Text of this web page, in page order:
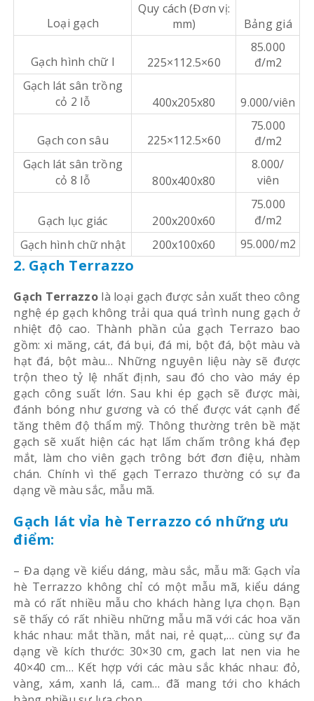
Loại gạch
Quy cách (Đơn vị:
mm)
Bảng giá
Gạch hình chữ I 225×112.5×60
85.000
đ/m2
Gạch lát sân trồng
cỏ 2 lỗ
400x205x80 9.000/viên
Gạch con sâu 225×112.5×60
75.000
đ/m2
Gạch lát sân trồng
cỏ 8 lỗ
800x400x80
8.000/
viên
Gạch lục giác 200x200x60
75.000
đ/m2
Gạch hình chữ nhật
200x100x60 95.000/m2
2. Gạch Terrazzo
Gạch Terrazzolà loại gạch được sản xuất theo công
nghệ ép gạch không trải qua quá trình nung gạch ở
nhiệt độ cao. Thành phần của gạch Terrazo bao
gồm: xi măng, cát, đá bụi, đá mi, bột đá, bột màu và
hạt đá, bột màu… Những nguyên liệu này sẽ được
trộn theo tỷ lệ nhất định, sau đó cho vào máy ép
gạch công suất lớn. Sau khi ép gạch sẽ được mài,
đánh bóng như gương và có thể được vát cạnh để
tăng thêm độ thẩm mỹ. Thông thường trên bề mặt
gạch sẽ xuất hiện các hạt lấm chấm trông khá đẹp
mắt, làm cho viên gạch trông bớt đơn điệu, nhàm
chán. Chính vì thế gạch Terrazo thường có sự đa
dạng về màu sắc, mẫu mã.
Gạch lát vỉa hè Terrazzo có những ưu
điểm:
– Đa dạng về kiểu dáng, màu sắc, mẫu mã: Gạch vỉa
hè Terrazzo không chỉ có một mẫu mã, kiểu dáng
mà có rất nhiều mẫu cho khách hàng lựa chọn. Bạn
sẽ thấy có rất nhiều những mẫu mã với các hoa văn
khác nhau: mắt thần, mắt nai, rẻ quạt,… cùng sự đa
dạng về kích thước: 30×30 cm, gach lat nen via he
40×40 cm… Kết hợp với các màu sắc khác nhau: đỏ,
vàng, xám, xanh lá, cam… đã mang tới cho khách